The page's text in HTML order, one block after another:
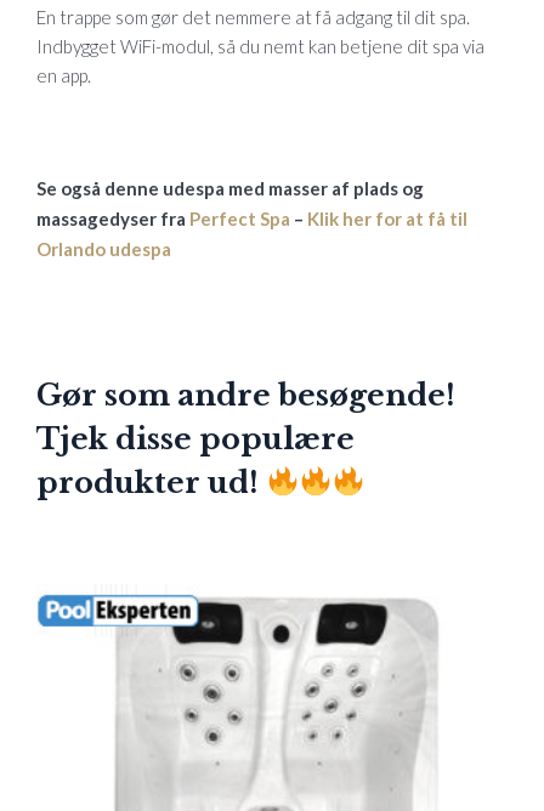
En trappe som gør det nemmere at få adgang til dit spa.
Indbygget WiFi-modul, så du nemt kan betjene dit spa via
en app.
Se også denne udespa med masser af plads og
massagedyser fra Perfect Spa – Klik her for at få til
Orlando udespa
Gør som andre besøgende!
Tjek disse populære
produkter ud!